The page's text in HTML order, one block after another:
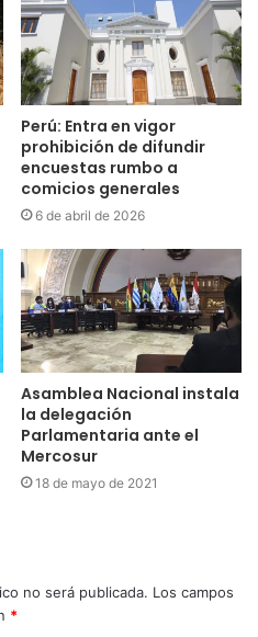
Perú: Entra en vigor
prohibición de difundir
encuestas rumbo a
comicios generales
6 de abril de 2026
Asamblea Nacional instala
la delegación
Parlamentaria ante el
Mercosur
18 de mayo de 2021
no será publicada. Los campos
*